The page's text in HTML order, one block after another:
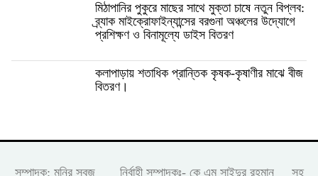
মিঠাপানির পুকুরে মাছের সাথে মুক্তা চাষে নতুন বিপ্লব:
ব্র্যাক মাইক্রোফাইন্যান্সের বরগুনা অঞ্চলের উদ্যোগে
প্রশিক্ষণ ও বিনামূল্যে ডাইস বিতরণ
কলাপাড়ায় শতাধিক প্রান্তিক কৃষক-কৃষাণীর মাঝে বীজ
বিতরণ।
সম্পাদক: মনির সবুজ নির্বাহী সম্পাদকঃ- কে এম সাইদুর রহমান সহ